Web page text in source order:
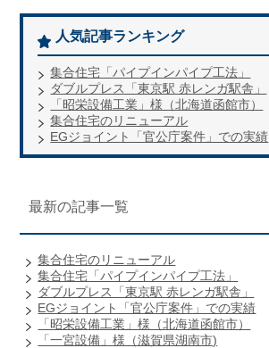
人気記事ランキング
集合住宅「パイプインパイプ工法」
ダブルプレス「東京駅 赤レンガ駅舎」
「昭栄設備工業」様（北海道函館市）
集合住宅のリニューアル
EGジョイント「官公庁案件」での実績
最新の記事一覧
集合住宅のリニューアル
集合住宅「パイプインパイプ工法」
ダブルプレス「東京駅 赤レンガ駅舎」
EGジョイント「官公庁案件」での実績
「昭栄設備工業」様（北海道函館市）
「一宮設備」様（滋賀県湖南市)